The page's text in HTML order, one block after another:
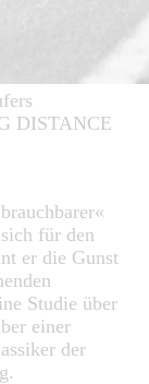
DISTANCE
für den
er die Gunst
Studie über
einer
der